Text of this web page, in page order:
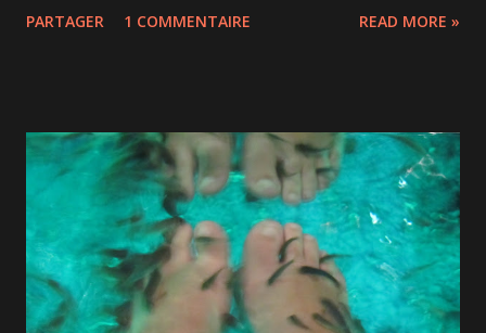
entre Bharati et Siddharta, ingénieur indien qui a grandi aux
pour contenter le public occidental.
PARTAGER 1 COMMENTAIRE READ MORE »